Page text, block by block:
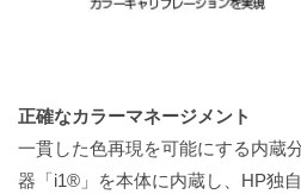
正確なカラーマネージメント
一貫した色再現を可能にする内蔵
器「i1®」を本体に内蔵し、HP独